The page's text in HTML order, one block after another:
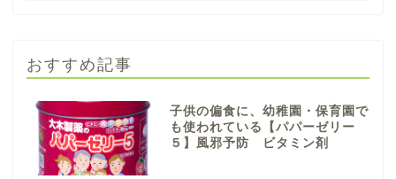
おすすめ記事
子供の偏食に、幼稚園・保育園で
も使われている【パパーゼリー
５】風邪予防 ビタミン剤